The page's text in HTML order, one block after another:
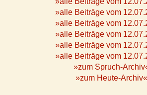
»alle Beiträge vom
»alle Beiträge vom
»alle Beiträge vom
»alle Beiträge vom
»alle Beiträge vom
»zum Spruch-
»zum Heute-Archiv«